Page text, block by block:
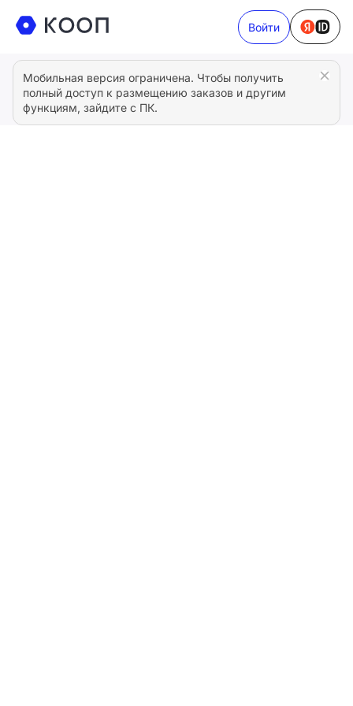
Войти
Мобильная версия ограничена. Чтобы получить
полный доступ к размещению заказов и другим
функциям, зайдите с ПК.